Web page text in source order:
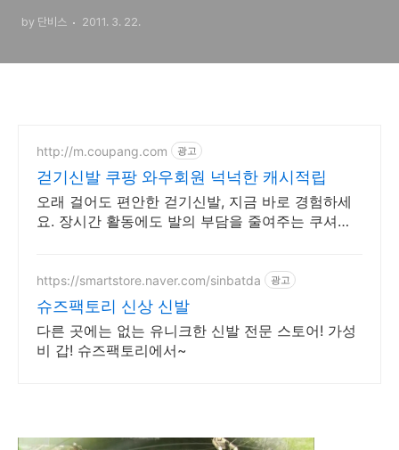
by 단비스 2011. 3. 22.
http://m.coupang.com 광고
걷기신발 쿠팡 와우회원 넉넉한 캐시적립
오래 걸어도 편안한 걷기신발, 지금 바로 경험하세
요. 장시간 활동에도 발의 부담을 줄여주는 쿠셔닝,
https://smartstore.naver.com/sinbatda 광고
슈즈팩토리 신상 신발
다른 곳에는 없는 유니크한 신발 전문 스토어! 가성
비 갑! 슈즈팩토리에서~